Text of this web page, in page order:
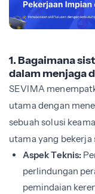
1. Bagaimana
dalam menjaga
SEVIMA
utama dengan
sebuah solusi
utama yang
Aspek Teknis:
perlindungan
pemindaian